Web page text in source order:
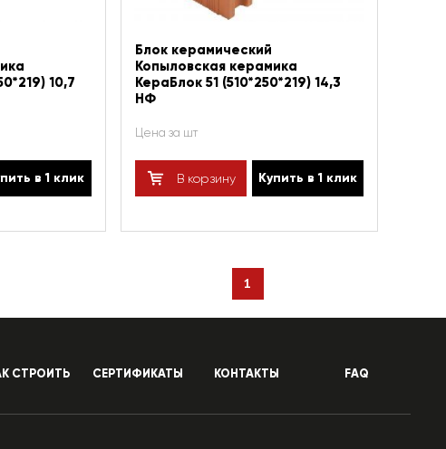
10,7
в 1 клик
Блок керамический
Копыловская керамика
КераБлок 51 (510*250*219) 14,3
НФ
Цена за шт
В корзину Купить в 1 клик
1
СТРОИТЬ СЕРТИФИКАТЫ КОНТАКТЫ FAQ